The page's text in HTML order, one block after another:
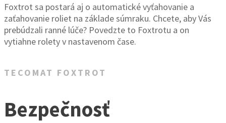
Foxtrot sa postará aj o automatické vyťahovanie a
zaťahovanie roliet na základe súmraku. Chcete, aby Vás
prebúdzali ranné lúče? Povedzte to Foxtrotu a on
vytiahne rolety v nastavenom čase.
TECOMAT FOXTROT
Bezpečnosť